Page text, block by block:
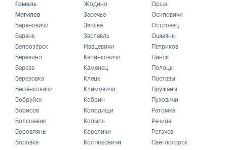
Гомель
Могилев
Барановичи
Барань
Белоозёрск
Березино
Береза
Березовка
Бешенковичи
Бобруйск
Борисов
Большевик
Боровляны
Боровка
Жодино
Заречье
Зельва
Заславль
Ивацевичи
Калинковичи
Каменец
Клецк
Климовичи
Кобрин
Колодищи
Копыль
Кореличи
Костюковичи
Орша
Осиповичи
Островец
Ошмяны
Петриков
Пинск
Полоцк
Поставы
Пружаны
Пуховичи
Ратомка
Речица
Рогачев
Светлогорск